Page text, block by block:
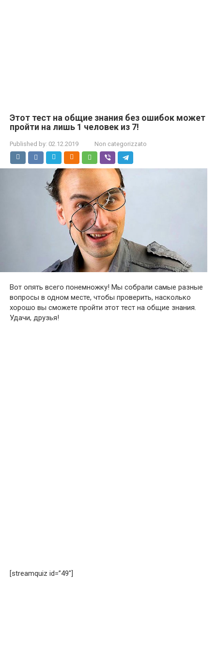
Этот тест на общие знания без ошибок может
пройти на лишь 1 человек из 7!
Published by: 02.12.2019 Non categorizzato
Вот опять всего понемножку! Мы собрали самые разные
вопросы в одном месте, чтобы проверить, насколько
хорошо вы сможете пройти этот тест на общие знания.
Удачи, друзья!
[streamquiz id=”49″]